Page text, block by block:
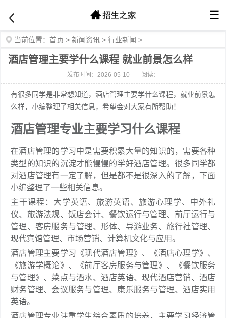
☰
当前位置： 首页 > 新闻资讯 > 行业新闻 >
酒店管理主要学什么课程 就业前景怎么样
发布时间：2026-05-10 阅读：
有很多同学是非常想知道，酒店管理主要学什么课程，就业前景怎
么样，小编整理了相关信息，希望会对大家有所帮助！
酒店管理专业主要学习什么课程
在酒店管理的学习中是需要积累大量的知识的，需要各种
类型的知识的沉淀才能慢慢的学好酒店管理。很多同学都
对酒店管理有一定了解，但是都不是很深入的了解，下面
小编整理了一些相关信息。
主干课程：大学英语、旅游英语、旅游心理学、中外礼
仪、旅游法规、饭店会计、餐饮运行与管理、前厅运行与
管理、客房服务与管理、形体、导游业务、旅行社管理、
现代宾馆管理、市场营销、计算机文化与应用。
酒店管理主要学习《现代酒店管理》、《酒店心理学》、
《旅游学概论》、《前厅客房服务与管理》、《餐饮服务
与管理》、菜点与酒水、酒店英语、现代酒店营销、酒店
财务管理、会议服务与管理、康乐服务与管理、酒店实用
英语。
酒店管理专业注重学生综合素质的培养，主要学习经济管